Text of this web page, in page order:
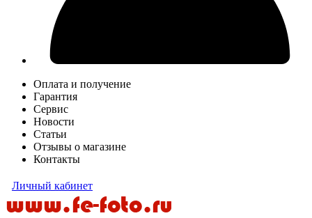
Оплата и получение
Гарантия
Сервис
Новости
Статьи
Отзывы о магазине
Контакты
Личный кабинет